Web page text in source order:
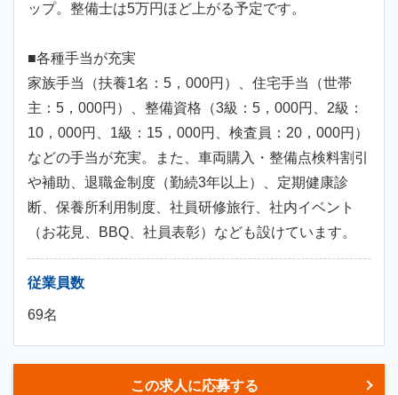
ップ。整備士は5万円ほど上がる予定です。
■各種手当が充実
家族手当（扶養1名：5，000円）、住宅手当（世帯
主：5，000円）、整備資格（3級：5，000円、2級：
10，000円、1級：15，000円、検査員：20，000円）
などの手当が充実。また、車両購入・整備点検料割引
や補助、退職金制度（勤続3年以上）、定期健康診
断、保養所利用制度、社員研修旅行、社内イベント
（お花見、BBQ、社員表彰）なども設けています。
従業員数
69名
この求人に応募する